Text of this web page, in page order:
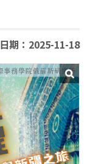
日期：2025-11-18